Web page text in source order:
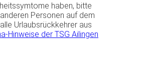
haben, bitte
Personen auf dem
Urlaubsrückkehrer aus
Hinweise der TSG Ailingen